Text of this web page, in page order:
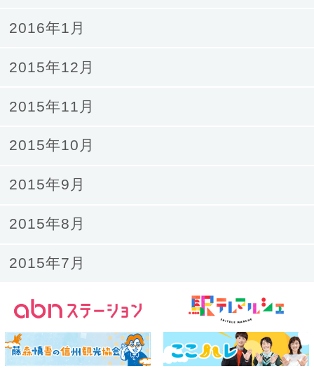
2016年1月
2015年12月
2015年11月
2015年10月
2015年9月
2015年8月
2015年7月